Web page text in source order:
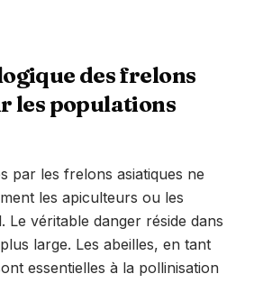
des frelons
les populations
par les frelons asiatiques ne
les apiculteurs ou les
Le véritable danger réside dans
large. Les abeilles, en tant
essentielles à la pollinisation